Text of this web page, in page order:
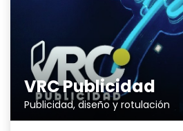
VRC Publicidad
Publicidad, diseño y rotulación